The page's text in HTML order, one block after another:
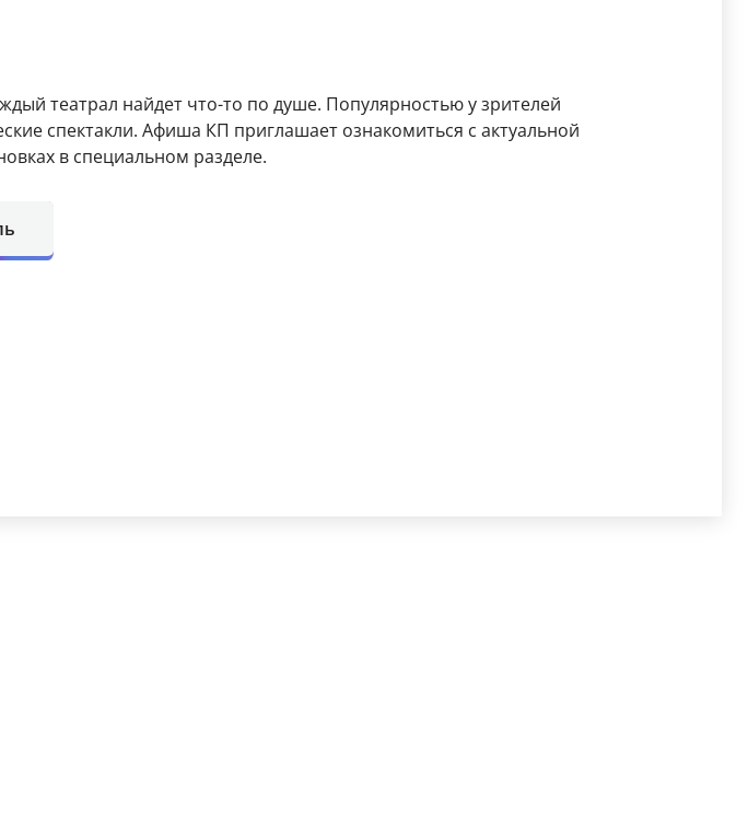
театрал найдет что-то по душе. Популярностью у зрителей
спектакли. Афиша КП приглашает ознакомиться с актуальной
в специальном разделе.